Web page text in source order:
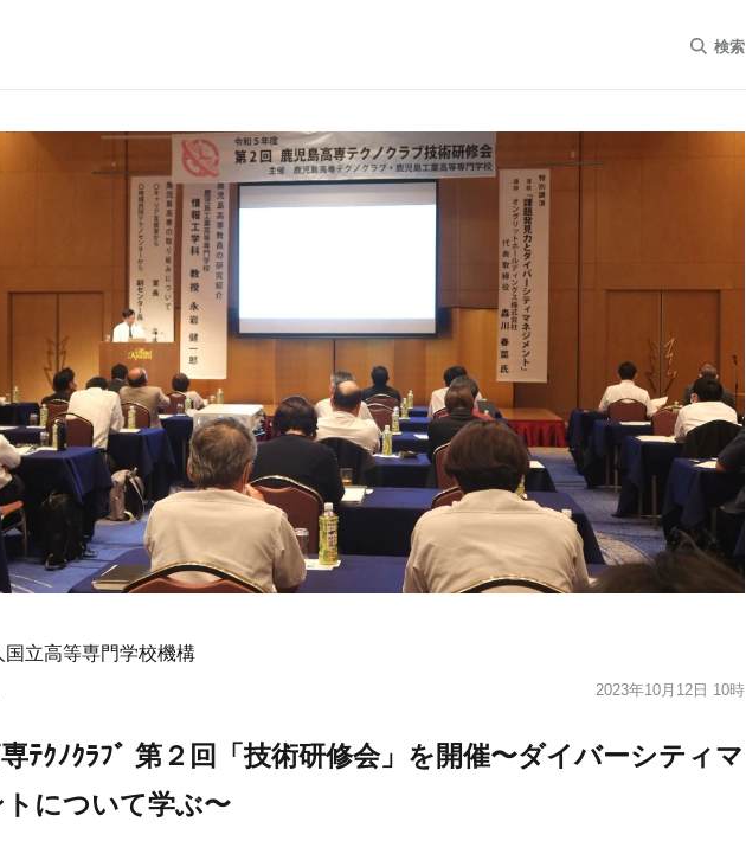
検索
国立高等専門学校機構
2023年10月12日 10時
ﾃｸﾉｸﾗﾌﾞ 第２回「技術研修会」を開催〜ダイバーシティマ
について学ぶ〜